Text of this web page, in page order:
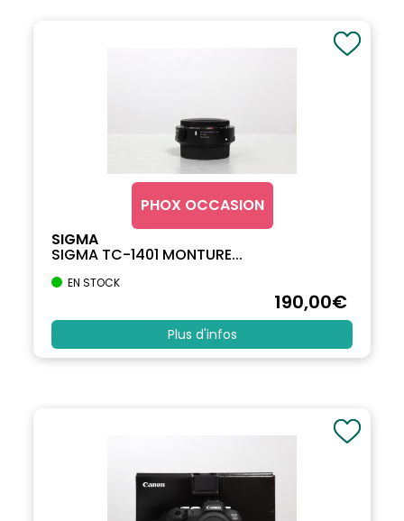
PHOX OCCASION
SIGMA
SIGMA TC-1401 MONTURE...
EN STOCK
190,00€
Plus d'infos